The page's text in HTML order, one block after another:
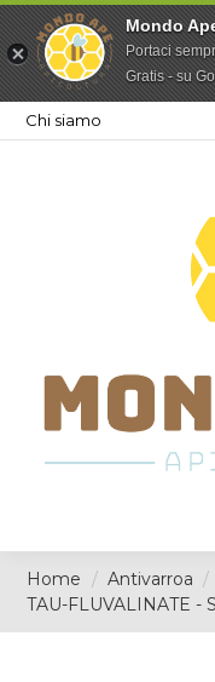
Mondo
Portaci
Gratis - su
Chi siamo
Home Antivarroa
TAU-FLUVALINATE -